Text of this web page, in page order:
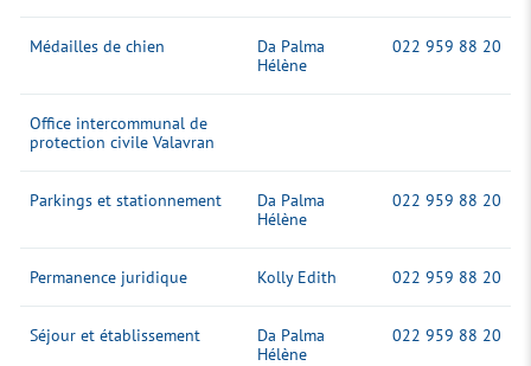
Médailles de chien
Da Palma
Hélène
022 959 88 20
Office intercommunal de
protection civile Valavran
Parkings et stationnement
Da Palma
Hélène
022 959 88 20
Permanence juridique Kolly Edith 022 959 88 20
Séjour et établissement
Da Palma
Hélène
022 959 88 20